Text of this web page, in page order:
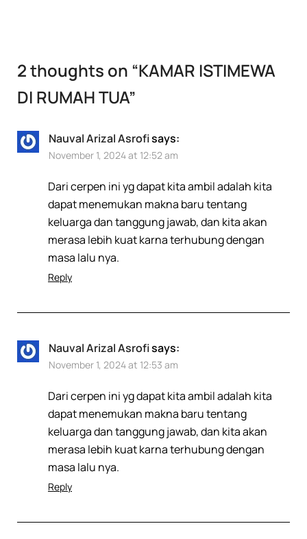
2 thoughts on “KAMAR ISTIMEWA
DI RUMAH TUA”
Nauval Arizal Asrofisays:
November 1, 2024 at 12:52 am
Dari cerpen ini yg dapat kita ambil adalah kita
dapat menemukan makna baru tentang
keluarga dan tanggung jawab, dan kita akan
merasa lebih kuat karna terhubung dengan
masa lalu nya.
Reply
Nauval Arizal Asrofisays:
November 1, 2024 at 12:53 am
Dari cerpen ini yg dapat kita ambil adalah kita
dapat menemukan makna baru tentang
keluarga dan tanggung jawab, dan kita akan
merasa lebih kuat karna terhubung dengan
masa lalu nya.
Reply